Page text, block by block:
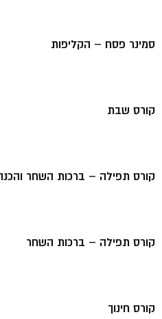
סמינר פסח – הקליפות
קורס שבת
קורס תפילה – ברכות השחר
קורס תפילה – ברכות השחר
קורס חינוך